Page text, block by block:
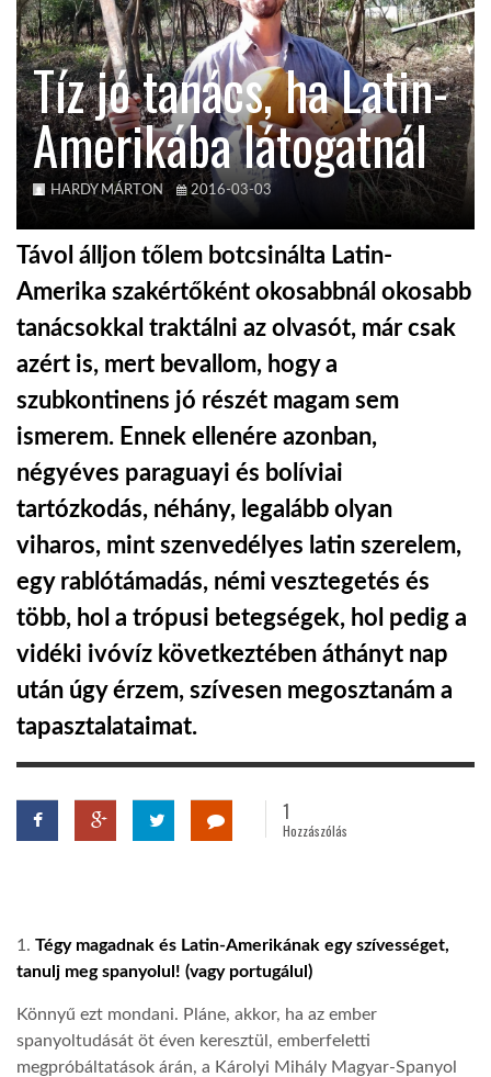
AUSZTRÁLIA
A VILÁG ITTHON
HÍR3D
TROPICALMAGAZIN
GLOBOTV
AFRIKA TUDÁSTÁR
A NAP SZÉPE
LINKTR.EE
LATIMO.HU
GLOBOBOOK
Tíz jó tanács, ha Latin-
Amerikába látogatnál
HARDY MÁRTON 2016-03-03
Távol álljon tőlem botcsinálta Latin-
Amerika szakértőként okosabbnál okosabb
tanácsokkal traktálni az olvasót, már csak
azért is, mert bevallom, hogy a
szubkontinens jó részét magam sem
ismerem. Ennek ellenére azonban,
négyéves paraguayi és bolíviai
tartózkodás, néhány, legalább olyan
viharos, mint szenvedélyes latin szerelem,
egy rablótámadás, némi vesztegetés és
több, hol a trópusi betegségek, hol pedig a
vidéki ivóvíz következtében áthányt nap
után úgy érzem, szívesen megosztanám a
tapasztalataimat.
1
Hozzászólás
1. Tégy magadnak és Latin-Amerikának egy szívességet,
tanulj meg spanyolul! (vagy portugálul)
Könnyű ezt mondani. Pláne, akkor, ha az ember
spanyoltudását öt éven keresztül, emberfeletti
megpróbáltatások árán, a Károlyi Mihály Magyar-Spanyol